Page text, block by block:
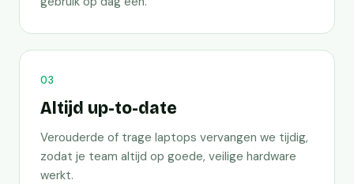
03
Altijd up-to-date
Verouderde of trage laptops vervangen we tijdig,
zodat je team altijd op goede, veilige hardware
werkt.